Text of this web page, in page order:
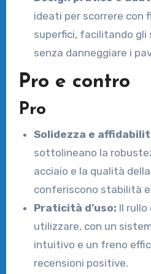
ideati per scorrere con
superfici, facilitando
senza danneggiare i
Pro e contro
Pro
Solidezza e
sottolineano la
acciaio e la qualità
conferiscono stabilità
Praticità d’uso: Il rullo
utilizzare, con un
intuitivo e un freno
recensioni positive.